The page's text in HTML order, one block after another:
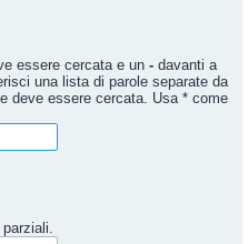
essere cercata e un - davanti a
una lista di parole separate da
deve essere cercata. Usa * come